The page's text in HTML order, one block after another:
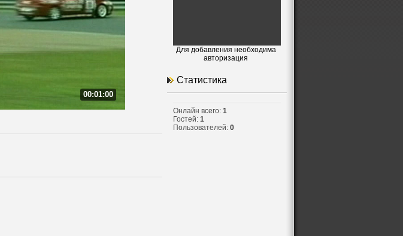
00:01:00
Для добавления необходима
авторизация
Статистика
Онлайн всего: 1
Гостей: 1
Пользователей: 0